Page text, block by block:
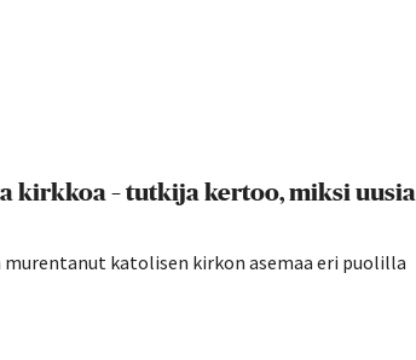
kirkkoa – tutkija kertoo, miksi uusia
katolisen kirkon asemaa eri puolilla